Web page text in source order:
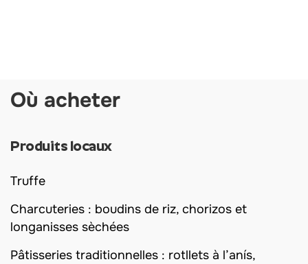
Où acheter
Produits locaux
Truffe
Charcuteries : boudins de riz, chorizos et
longanisses sèchées
Pâtisseries traditionnelles : rotllets à l’anís,